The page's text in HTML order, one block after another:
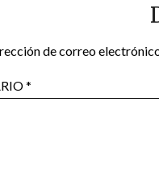
de correo
*